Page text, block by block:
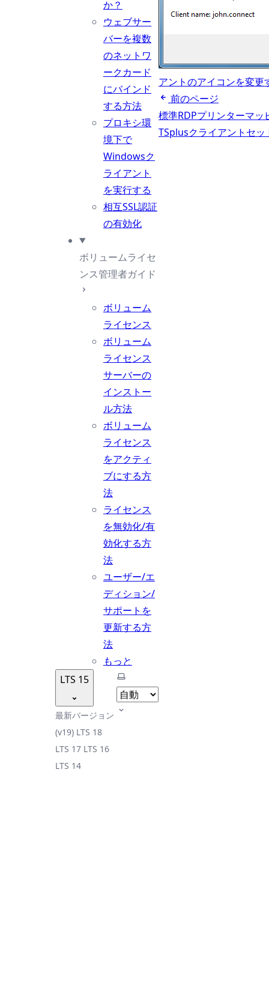
か？
ウェブサー
バーを複数
のネットワ
ークカード
にバインド
する方法
プロキシ環
境下で
Windowsク
ライアント
を実行する
相互SSL認証
の有効化
ボリュームライセ
ンス管理者ガイド
ボリューム
ライセンス
ボリューム
ライセンス
サーバーの
インストー
ル方法
ボリューム
ライセンス
をアクティ
ブにする方
法
ライセンス
を無効化/有
効化する方
法
ユーザー/エ
ディション/
サポートを
更新する方
法
もっと
LTS 15
最新バージョン
(v19) LTS 18
LTS 17 LTS 16
LTS 14
テーマを選択
アントのアイコンを変
前のページ
標準RDPプリンターマ
TSplusクライアントセ